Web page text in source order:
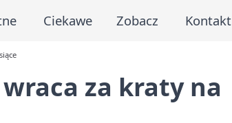
Ciekawe Zobacz Kontakt
za kraty na